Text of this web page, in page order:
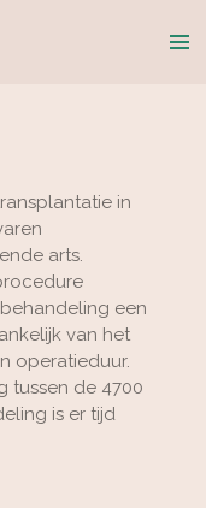
in
arts.
een
van het
operatieduur.
tussen de 4700
is er tijd